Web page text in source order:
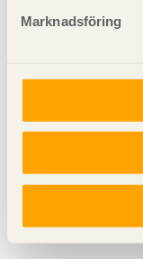
Marknadsföring